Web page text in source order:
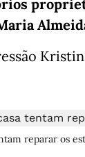
reparar os